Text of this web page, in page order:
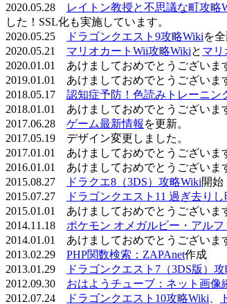
2020.05.28
レイトン教授と不思議な町攻略
した！SSL化も実施しています。
2020.05.25
ドラゴンクエスト9攻略Wikiを
2020.05.21 マリオカートWii攻略Wikiと マリ
2020.01.01 あけましておめでとうございま
2019.01.01 あけましておめでとうございま
2018.05.17 認知症予防！色読みトレーニン
2018.01.01 あけましておめでとうございま
2017.06.28 ゲーム最新情報 を更新。
2017.05.19 デザイン変更しました。
2017.01.01 あけましておめでとうございま
2016.01.01 あけましておめでとうございま
2015.08.27
ドラクエ8（3DS）攻略Wiki開始
2015.07.27
ドラゴンクエスト11 過ぎ去り
2015.01.01 あけましておめでとうございま
2014.11.18 ポケモン オメガルビー・アル
2014.01.01 あけましておめでとうございま
2013.02.29 PHP関数検索：ZAPAnet作成
2013.01.29
ドラゴンクエスト7（3DS版）
2012.09.30 おはようチューブ：ネット画像
2012.07.24
ドラゴンクエスト10攻略Wiki